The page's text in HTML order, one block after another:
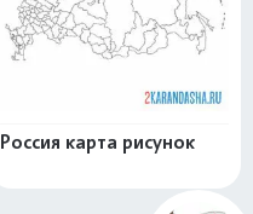
Россия карта рисунок